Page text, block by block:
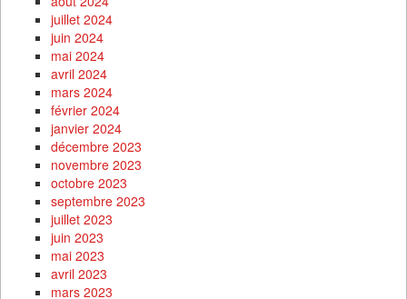
juillet 2024
juin 2024
mai 2024
avril 2024
mars 2024
février 2024
janvier 2024
décembre 2023
novembre 2023
octobre 2023
septembre 2023
juillet 2023
juin 2023
mai 2023
avril 2023
mars 2023